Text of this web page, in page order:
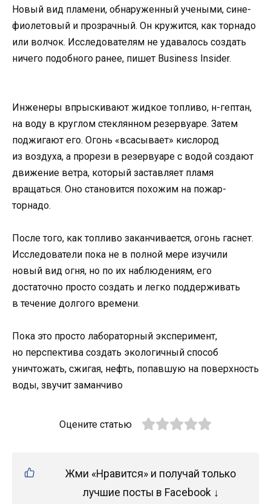
Новый вид пламени, обнаруженный учеными, сине-
фиолетовый и прозрачный. Он кружится, как торнадо
или волчок. Исследователям не удавалось создать
ничего подобного ранее, пишет Business Insider.
Инженеры впрыскивают жидкое топливо, н-гептан,
на воду в круглом стеклянном резервуаре. Затем
поджигают его. Огонь «всасывает» кислород
из воздуха, а прорези в резервуаре с водой создают
движение ветра, который заставляет пламя
вращаться. Оно становится похожим на пожар-
торнадо.
После того, как топливо заканчивается, огонь гаснет.
Исследователи пока не в полной мере изучили
новый вид огня, но по их наблюдениям, его
достаточно просто создать и легко поддерживать
в течение долгого времени.
Пока это просто лабораторный эксперимент,
но перспектива создать экологичный способ
уничтожать, сжигая, нефть, попавшую на поверхность
воды, звучит заманчиво
Оцените статью
Жми «Нравится» и получай только
лучшие посты в Facebook ↓